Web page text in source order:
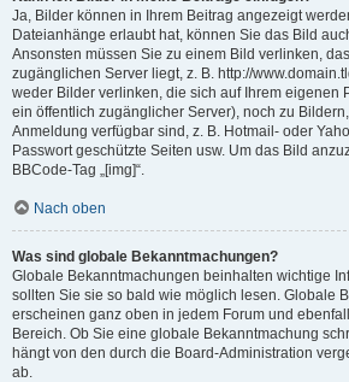
Ja, Bilder können in Ihrem Beitrag angezeigt
Dateianhänge erlaubt hat, können Sie das Bild
Ansonsten müssen Sie zu einem Bild verlinken,
zugänglichen Server liegt, z. B. http://
weder Bilder verlinken, die sich auf Ihrem eigenen
ein öffentlich zugänglicher Server), noch zu
Anmeldung verfügbar sind, z. B. Hotmail- oder
Passwort geschützte Seiten usw. Um das Bild
BBCode-Tag „[img]“.
Nach oben
Was sind globale Bekanntmachungen?
Globale Bekanntmachungen beinhalten wichtige
sollten Sie sie so bald wie möglich lesen. Globale
erscheinen ganz oben in jedem Forum und
Bereich. Ob Sie eine globale Bekanntmachung
hängt von den durch die Board-Administration
ab.